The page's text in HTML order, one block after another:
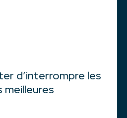
d’interrompre les
meilleures